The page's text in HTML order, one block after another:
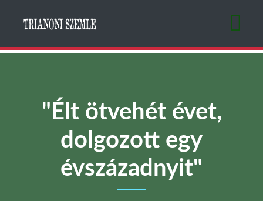
"Élt ötvehét évet,
dolgozott egy
évszázadnyit"